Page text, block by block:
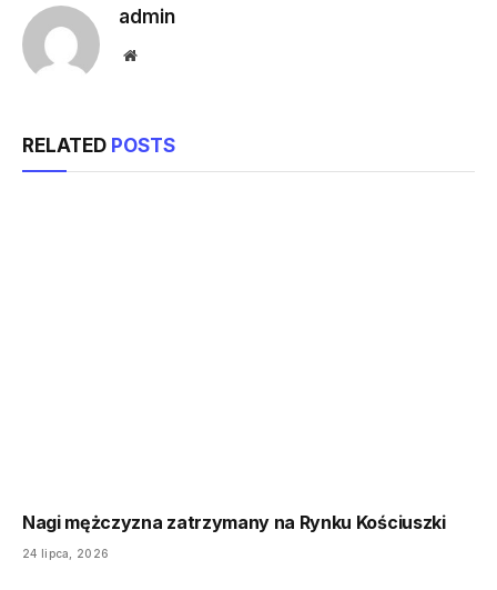
admin
Website
RELATED POSTS
Nagi mężczyzna zatrzymany na Rynku Kościuszki
24 lipca, 2026